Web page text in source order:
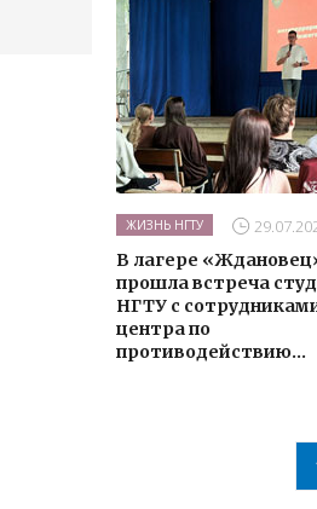
ЖИЗНЬ НГТУ
В лагере
прошла встреча
НГТУ с
центра по
противодействию...